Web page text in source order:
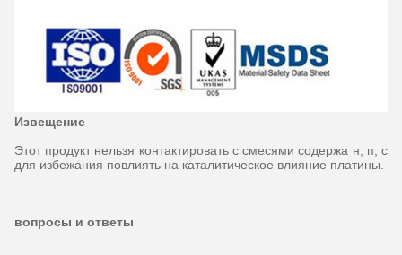
Извещение
Этот продукт нельзя контактировать с смесями содержа н, п, с
для избежания повлиять на каталитическое влияние платины.
вопросы и ответы